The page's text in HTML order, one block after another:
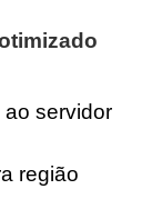
servidor
região